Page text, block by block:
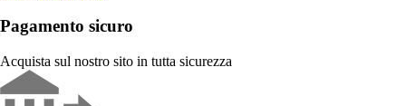
Pagamento sicuro
Acquista sul nostro sito in tutta sicurezza